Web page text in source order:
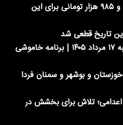
خبر داغ از واریز یارانه ۲ میلیون و ۹۸۵ هزار تومانی برای این
تاریخ قطعی شد
جدول قطعی برق مشهد روز شنبه ۱۷ مرداد ۱۴۰۵ | برنامه خاموشی
و بوشهر و سمنان فردا
تلاش برای بخشش در